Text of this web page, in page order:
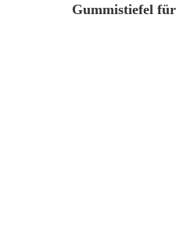
Gummistiefel